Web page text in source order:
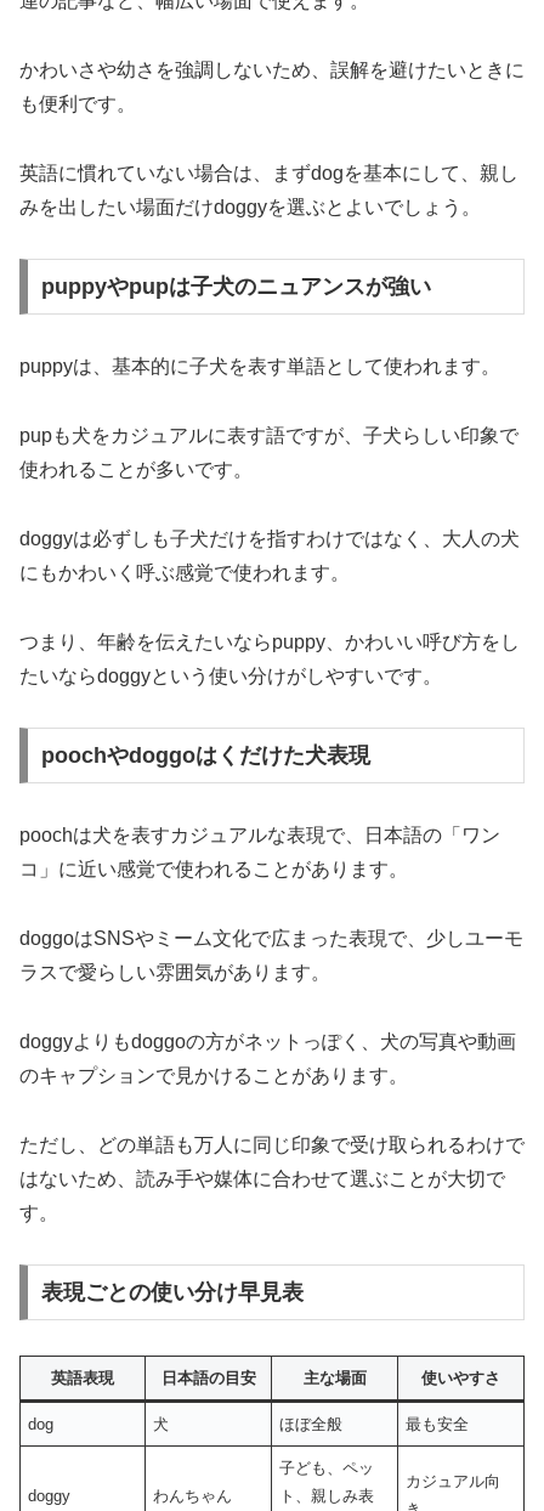
かわいさや幼さを強調しないため、誤解を避けたいときに
も便利です。
英語に慣れていない場合は、まずdogを基本にして、親し
みを出したい場面だけdoggyを選ぶとよいでしょう。
puppyやpupは子犬のニュアンスが強い
puppyは、基本的に子犬を表す単語として使われます。
pupも犬をカジュアルに表す語ですが、子犬らしい印象で
使われることが多いです。
doggyは必ずしも子犬だけを指すわけではなく、大人の犬
にもかわいく呼ぶ感覚で使われます。
つまり、年齢を伝えたいならpuppy、かわいい呼び方をし
たいならdoggyという使い分けがしやすいです。
poochやdoggoはくだけた犬表現
poochは犬を表すカジュアルな表現で、日本語の「ワン
コ」に近い感覚で使われることがあります。
doggoはSNSやミーム文化で広まった表現で、少しユーモ
ラスで愛らしい雰囲気があります。
doggyよりもdoggoの方がネットっぽく、犬の写真や動画
のキャプションで見かけることがあります。
ただし、どの単語も万人に同じ印象で受け取られるわけで
はないため、読み手や媒体に合わせて選ぶことが大切で
す。
表現ごとの使い分け早見表
英語表現 日本語の目安 主な場面 使いやすさ
dog 犬 ほぼ全般 最も安全
doggy わんちゃん
子ども、ペッ
ト、親しみ表
カジュアル向